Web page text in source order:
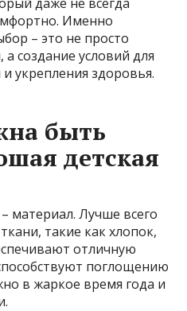
Именно
– это не просто
создание условий для
укрепления здоровья.
быть
детская
материал. Лучше всего
такие как хлопок,
отличную
поглощению
в жаркое время года и